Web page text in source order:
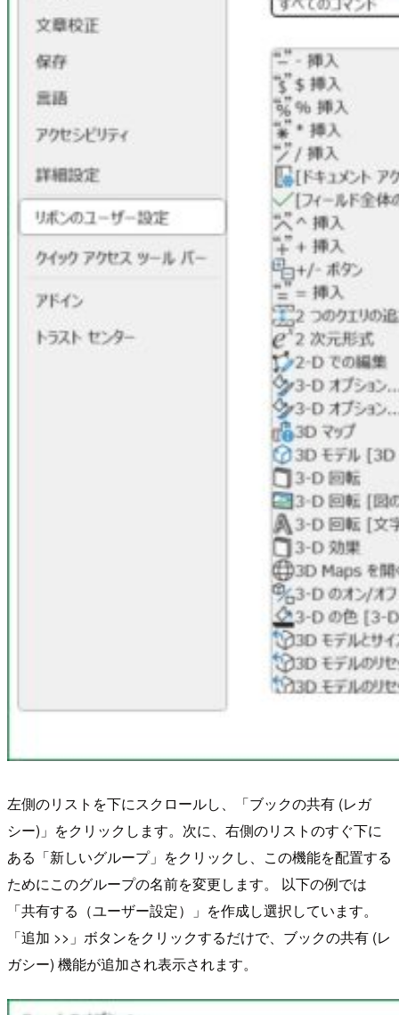
左側のリストを下にスクロールし、「ブックの共有 (レガ
シー)」をクリックします。次に、右側のリストのすぐ下に
ある「新しいグループ」をクリックし、この機能を配置する
ためにこのグループの名前を変更します。 以下の例では
「共有する（ユーザー設定）」を作成し選択しています。
「追加 >>」ボタンをクリックするだけで、ブックの共有 (レ
ガシー) 機能が追加され表示されます。